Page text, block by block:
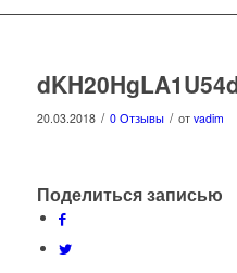
20.03.2018 / 0 Отзывы / от vadim
Поделиться записью